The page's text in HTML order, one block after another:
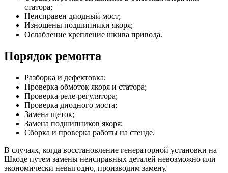
статора;
Неисправен диодный мост;
Изношены подшипники якоря;
Ослабление крепление шкива привода.
Порядок ремонта
Разборка и дефектовка;
Проверка обмоток якоря и статора;
Проверка реле-регулятора;
Проверка диодного моста;
Замена щеток;
Замена подшипников якоря;
Сборка и проверка работы на стенде.
В случаях, когда восстановление генераторной установки на
Шкоде путем замены неисправных деталей невозможно или
экономически невыгодно, производим замену.